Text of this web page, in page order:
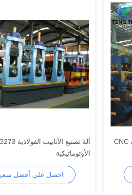
آلة صناعة الصلب الهيدروليكية للأنابيب CNC
الأوتوماتيكية
احصل على أفضل سعر